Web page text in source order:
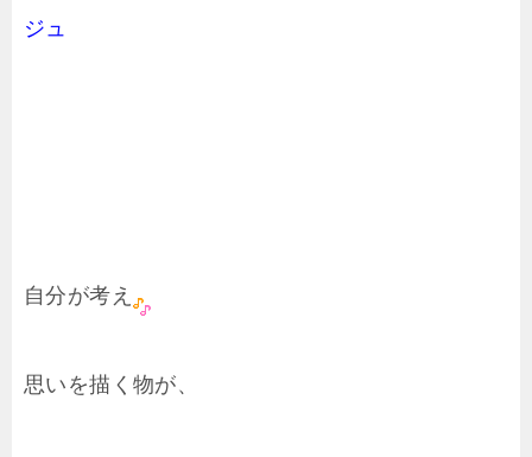
ジュ
自分が考え
思いを描く物が、